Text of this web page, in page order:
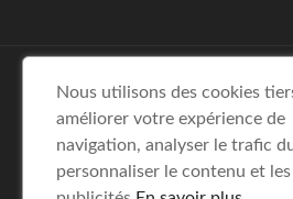
Nous utilisons des cookies
améliorer votre expérience de
navigation, analyser le trafic
personnaliser le contenu et les